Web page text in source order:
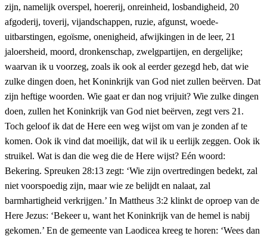
zijn, namelijk overspel, hoererij, onreinheid, losbandigheid, 20
afgoderij, toverij, vijandschappen, ruzie, afgunst, woede-
uitbarstingen, egoïsme, onenigheid, afwijkingen in de leer, 21
jaloersheid, moord, dronkenschap, zwelgpartijen, en dergelijke;
waarvan ik u voorzeg, zoals ik ook al eerder gezegd heb, dat wie
zulke dingen doen, het Koninkrijk van God niet zullen beërven. Dat
zijn heftige woorden. Wie gaat er dan nog vrijuit? Wie zulke dingen
doen, zullen het Koninkrijk van God niet beërven, zegt vers 21.
Toch geloof ik dat de Here een weg wijst om van je zonden af te
komen. Ook ik vind dat moeilijk, dat wil ik u eerlijk zeggen. Ook ik
struikel. Wat is dan die weg die de Here wijst? Eén woord:
Bekering. Spreuken 28:13 zegt: ‘Wie zijn overtredingen bedekt, zal
niet voorspoedig zijn, maar wie ze belijdt en nalaat, zal
barmhartigheid verkrijgen.’ In Mattheus 3:2 klinkt de oproep van de
Here Jezus: ‘Bekeer u, want het Koninkrijk van de hemel is nabij
gekomen.’ En de gemeente van Laodicea kreeg te horen: ‘Wees dan